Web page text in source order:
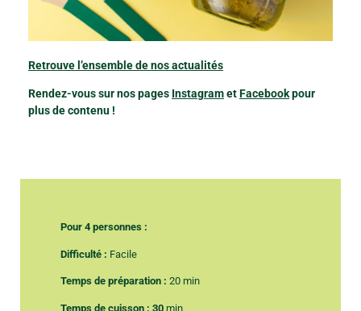
Retrouve l’ensemble de nos actualités
Rendez-vous sur nos pages InstagrametFacebookpour
plus de contenu !
Pour 4 personnes :
Difficulté : Facile
Temps de préparation : 20 min
Temps de cuisson : 30 min